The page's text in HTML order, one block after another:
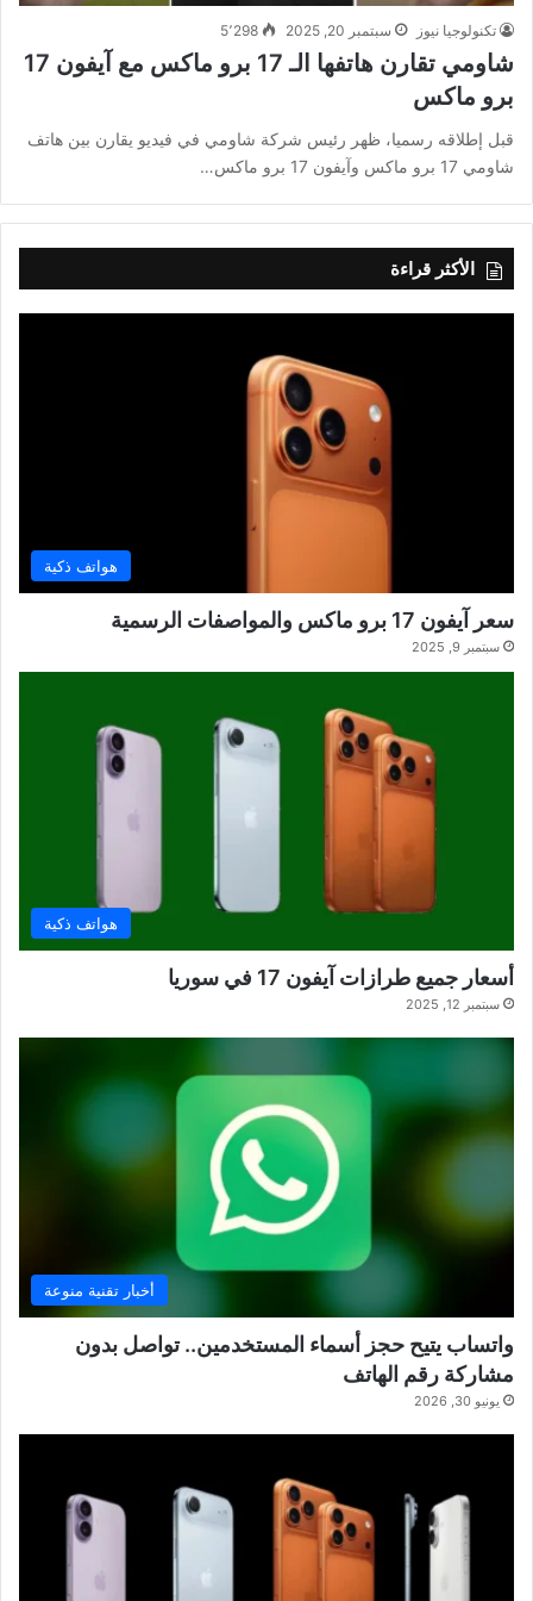
تكنولوجيا نيوز سبتمبر 20, 2025 5٬298
شاومي تقارن هاتفها الـ 17 برو ماكس مع آيفون 17
برو ماكس
قبل إطلاقه رسميا، ظهر رئيس شركة شاومي في فيديو يقارن بين هاتف
شاومي 17 برو ماكس وآيفون 17 برو ماكس…
الأكثر قراءة
هواتف ذكية
سعر آيفون 17 برو ماكس والمواصفات الرسمية
سبتمبر 9, 2025
هواتف ذكية
أسعار جميع طرازات آيفون 17 في سوريا
سبتمبر 12, 2025
أخبار تقنية منوعة
واتساب يتيح حجز أسماء المستخدمين.. تواصل بدون
مشاركة رقم الهاتف
يونيو 30, 2026